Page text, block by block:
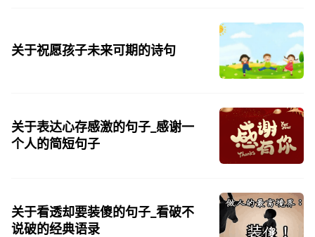
关于祝愿孩子未来可期的诗句
关于表达心存感激的句子_感谢一
个人的简短句子
关于看透却要装傻的句子_看破不
说破的经典语录